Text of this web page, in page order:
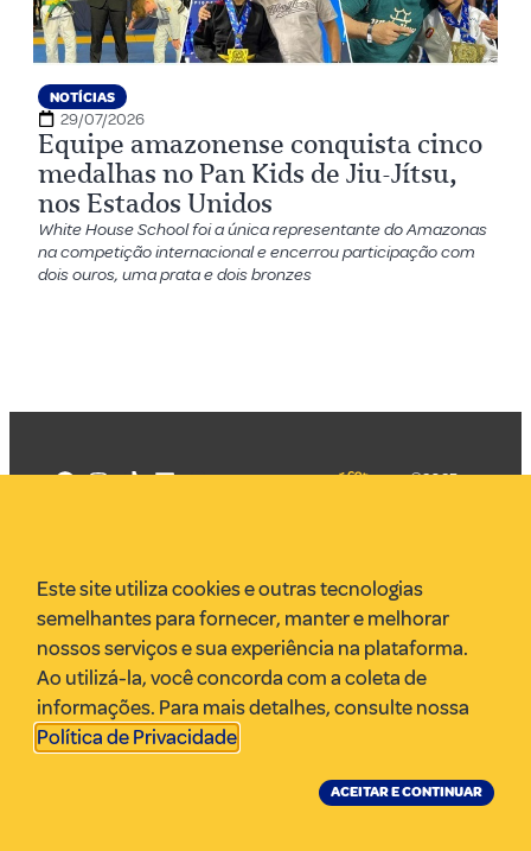
NOTÍCIAS
29/07/2026
Equipe amazonense conquista cinco
medalhas no Pan Kids de Jiu-Jítsu,
nos Estados Unidos
White House School foi a única representante do Amazonas
na competição internacional e encerrou participação com
dois ouros, uma prata e dois bronzes
VR Assessoria
Parcerias
Envie uma pauta
Anuncie
©2025
Este site utiliza cookies e outras tecnologias
semelhantes para fornecer, manter e melhorar
nossos serviços e sua experiência na plataforma.
Ao utilizá-la, você concorda com a coleta de
informações. Para mais detalhes, consulte nossa
Política de Privacidade.
ACEITAR E CONTINUAR